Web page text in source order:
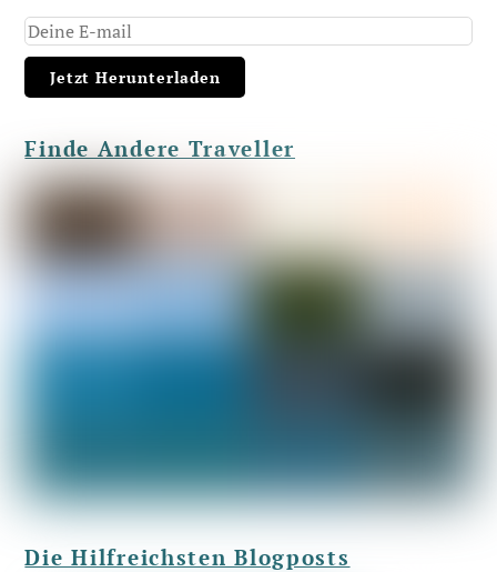
Finde Andere Traveller
Die Hilfreichsten Blogposts